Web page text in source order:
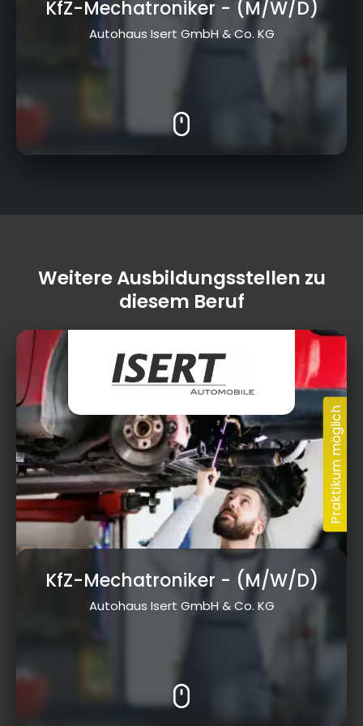
KfZ-Mechatroniker - (M/W/D)
Autohaus Isert GmbH & Co. KG
Weitere Ausbildungsstellen zu
diesem Beruf
KfZ-Mechatroniker - (M/W/D)
Autohaus Isert GmbH & Co. KG